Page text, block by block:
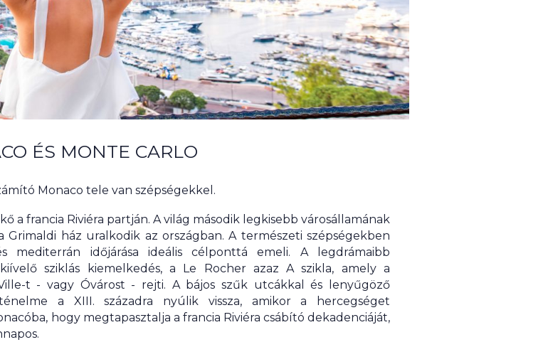
ÉS MONTE CARLO
Monaco tele van szépségekkel.
a francia Riviéra partján. A világ második legkisebb városállamának
Grimaldi ház uralkodik az országban. A természeti szépségekben
mediterrán időjárása ideális célponttá emeli. A legdrámaibb
sziklás kiemelkedés, a Le Rocher azaz A szikla, amely a
t - vagy Óvárost - rejti. A bájos szűk utcákkal és lenyűgöző
a XIII. századra nyúlik vissza, amikor a hercegséget
hogy megtapasztalja a francia Riviéra csábító dekadenciáját,